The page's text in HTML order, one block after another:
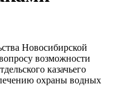
Новосибирской
возможности
казачьего
охраны водных